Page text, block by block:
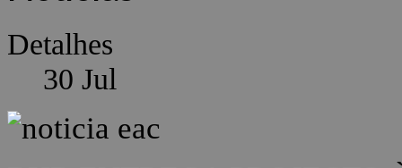
Detalhes
30 Jul